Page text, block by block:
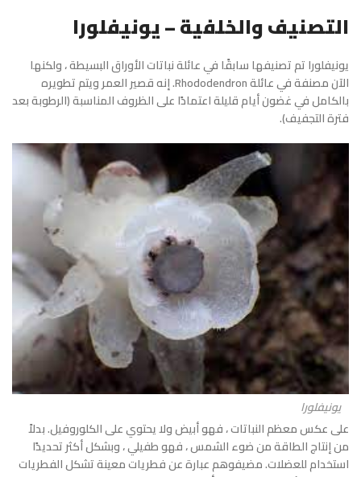
التصنيف والخلفية – يونيفلورا
يونيفلورا تم تصنيفها سابقًا في عائلة نباتات الأوراق البسيطة ، ولكنها
الآن مصنفة في عائلة Rhododendron. إنه قصير العمر ويتم تطويره
بالكامل في غضون أيام قليلة اعتمادًا على الظروف المناسبة (الرطوبة بعد
فترة التجفيف).
يونيفلورا
على عكس معظم النباتات ، فهو أبيض ولا يحتوي على الكلوروفيل. بدلاً
من إنتاج الطاقة من ضوء الشمس ، فهو طفيلي ، وبشكل أكثر تحديدًا
استخدام للعضلات. مضيفوهم عبارة عن فطريات معينة تشكل الفطريات